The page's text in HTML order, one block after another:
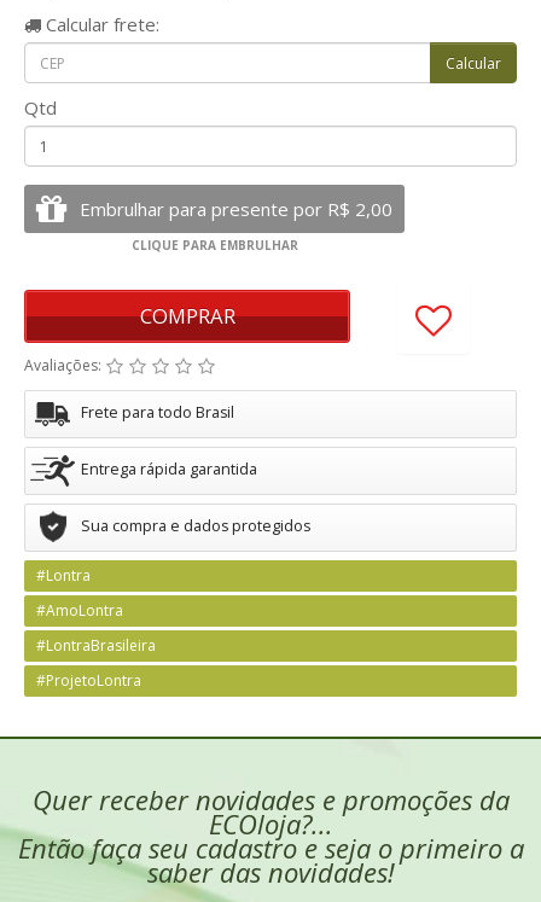
Calcular frete:
Qtd
COMPRAR
Avaliações:
Frete para todo Brasil
Entrega rápida garantida
Sua compra e dados protegidos
#Lontra
#AmoLontra
#LontraBrasileira
#ProjetoLontra
Quer receber novidades e promoções da
ECOloja?...
Então faça seu cadastro e seja o primeiro a
saber das novidades!